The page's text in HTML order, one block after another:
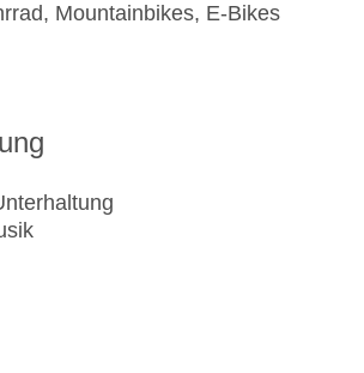
Mountainbikes, E-Bikes